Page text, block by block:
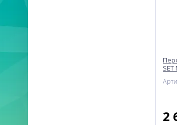
2